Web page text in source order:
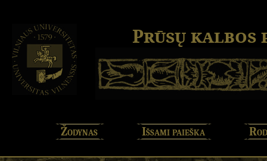
Prūsų kalbos
Žodynas Išsami paieška